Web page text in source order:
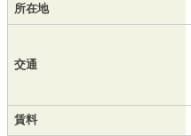
所在地
交通
賃料